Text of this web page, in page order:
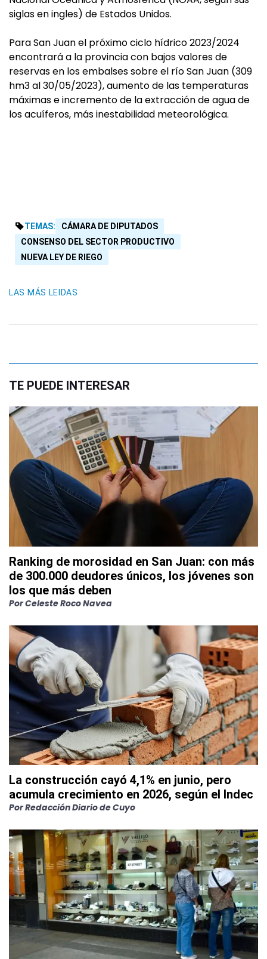
siglas en ingles) de Estados Unidos.
Para San Juan el próximo ciclo hídrico 2023/2024
encontrará a la provincia con bajos valores de
reservas en los embalses sobre el río San Juan (309
hm3 al 30/05/2023), aumento de las temperaturas
máximas e incremento de la extracción de agua de
los acuíferos, más inestabilidad meteorológica.
TEMAS:
CÁMARA DE DIPUTADOS
CONSENSO DEL SECTOR PRODUCTIVO
NUEVA LEY DE RIEGO
LAS MÁS LEIDAS
TE PUEDE INTERESAR
Ranking de morosidad en San Juan: con más
de 300.000 deudores únicos, los jóvenes son
los que más deben
PorCeleste Roco Navea
La construcción cayó 4,1% en junio, pero
acumula crecimiento en 2026, según el Indec
PorRedacción Diario de Cuyo